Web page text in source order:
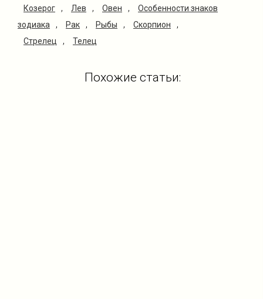
Козерог , Лев , Овен ,
Особенности знаков
зодиака
, Рак , Рыбы , Скорпион ,
Стрелец , Телец
Похожие статьи: